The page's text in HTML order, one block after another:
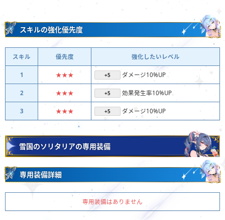
スキルの強化優先度
スキル 優先度 強化したいレベル
1 ★★★ +5 ダメージ10%UP
2 ★★★ +5 効果発生率10%UP
3 ★★★ +5 ダメージ10%UP
雪国のソリタリアの専用装備
専用装備詳細
専用装備はありません